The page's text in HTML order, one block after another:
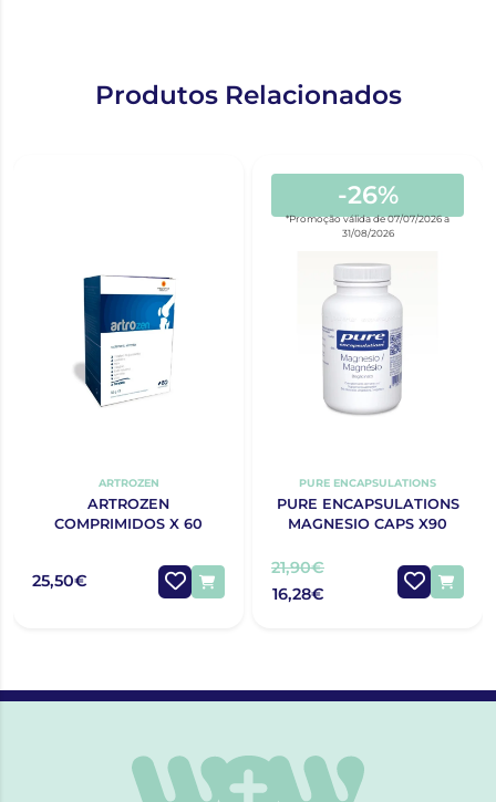
Produtos Relacionados
ARTROZEN
ARTROZEN
COMPRIMIDOS X 60
25,50€
-26%
*Promoção válida de 07/07/2026 a
31/08/2026
PURE ENCAPSULATIONS
PURE ENCAPSULATIONS
MAGNESIO CAPS X90
21,90€
16,28€